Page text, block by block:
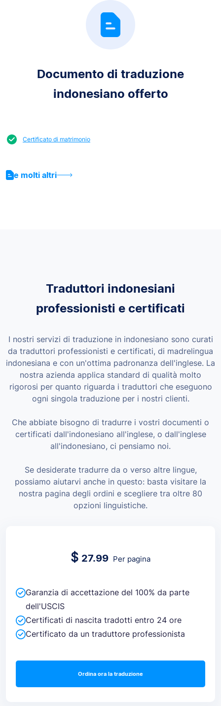
Documento di traduzione
indonesiano offerto
Certificato di matrimonio
e molti altri
Traduttori indonesiani
professionisti e certificati
I nostri servizi di traduzione in indonesiano sono curati
da traduttori professionisti e certificati, di madrelingua
indonesiana e con un'ottima padronanza dell'inglese. La
nostra azienda applica standard di qualità molto
rigorosi per quanto riguarda i traduttori che eseguono
ogni singola traduzione per i nostri clienti.
Che abbiate bisogno di tradurre i vostri documenti o
certificati dall'indonesiano all'inglese, o dall'inglese
all'indonesiano, ci pensiamo noi.
Se desiderate tradurre da o verso altre lingue,
possiamo aiutarvi anche in questo: basta visitare la
nostra pagina degli ordini e scegliere tra oltre 80
opzioni linguistiche.
$ 27.99 Per pagina
Garanzia di accettazione del 100% da parte
dell'USCIS
Certificati di nascita tradotti entro 24 ore
Certificato da un traduttore professionista
Ordina ora la traduzione